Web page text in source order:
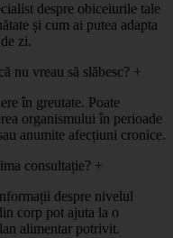
despre obiceiurile tale
și cum ai putea adapta
zi.
nu vreau să slăbesc? +
în greutate. Poate
organismului în perioade
anumite afecțiuni cronice.
consultație? +
despre nivelul
corp pot ajuta la o
alimentar potrivit.